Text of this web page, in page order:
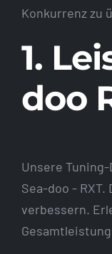
Konkurrenz zu
1.
doo
Unsere
Sea-doo -
verbessern.